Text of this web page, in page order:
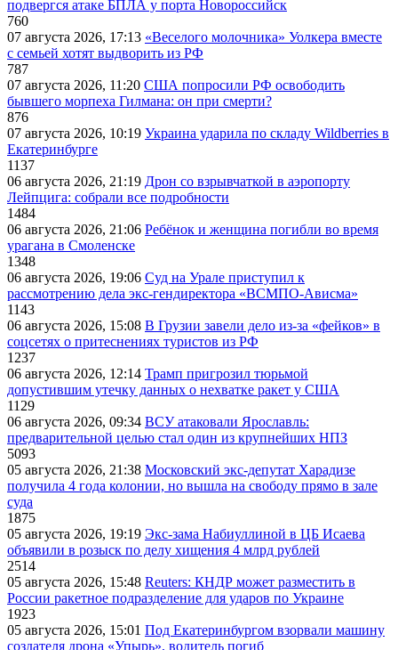
подвергся атаке БПЛА у порта Новороссийск
760
07 августа 2026, 17:13 «Веселого молочника» Уолкера вместе
с семьей хотят выдворить из РФ
787
07 августа 2026, 11:20 США попросили РФ освободить
бывшего морпеха Гилмана: он при смерти?
876
07 августа 2026, 10:19 Украина ударила по складу Wildberries в
Екатеринбурге
1137
06 августа 2026, 21:19 Дрон со взрывчаткой в аэропорту
Лейпцига: собрали все подробности
1484
06 августа 2026, 21:06 Ребёнок и женщина погибли во время
урагана в Смоленске
1348
06 августа 2026, 19:06 Суд на Урале приступил к
рассмотрению дела экс-гендиректора «ВСМПО-Ависма»
1143
06 августа 2026, 15:08 В Грузии завели дело из-за «фейков» в
соцсетях о притеснениях туристов из РФ
1237
06 августа 2026, 12:14 Трамп пригрозил тюрьмой
допустившим утечку данных о нехватке ракет у США
1129
06 августа 2026, 09:34 ВСУ атаковали Ярославль:
предварительной целью стал один из крупнейших НПЗ
5093
05 августа 2026, 21:38 Московский экс-депутат Харадизе
получила 4 года колонии, но вышла на свободу прямо в зале
суда
1875
05 августа 2026, 19:19 Экс-зама Набиуллиной в ЦБ Исаева
объявили в розыск по делу хищения 4 млрд рублей
2514
05 августа 2026, 15:48 Reuters: КНДР может разместить в
России ракетное подразделение для ударов по Украине
1923
05 августа 2026, 15:01 Под Екатеринбургом взорвали машину
создателя дрона «Упырь», водитель погиб